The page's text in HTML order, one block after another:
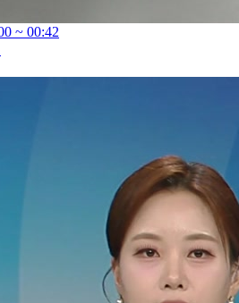
~ 00:42